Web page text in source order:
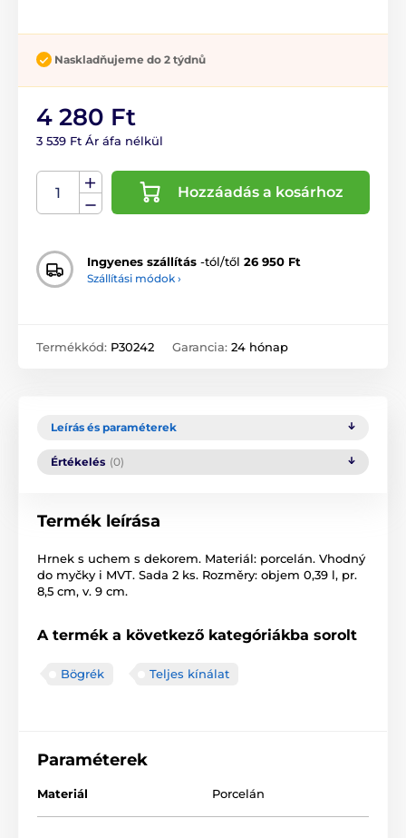
Naskladňujeme do 2 týdnů
4 280 Ft
3 539 Ft Ár áfa nélkül
Hozzáadás a kosárhoz
Ingyenes szállítás -tól/től 26 950 Ft
Szállítási módok ›
Termékkód: P30242 Garancia: 24 hónap
Leírás és paraméterek
Értékelés (0)
Termék leírása
Hrnek s uchem s dekorem. Materiál: porcelán. Vhodný
do myčky i MVT. Sada 2 ks. Rozměry: objem 0,39 l, pr.
8,5 cm, v. 9 cm.
A termék a következő kategóriákba sorolt
Bögrék Teljes kínálat
Paraméterek
Materiál Porcelán